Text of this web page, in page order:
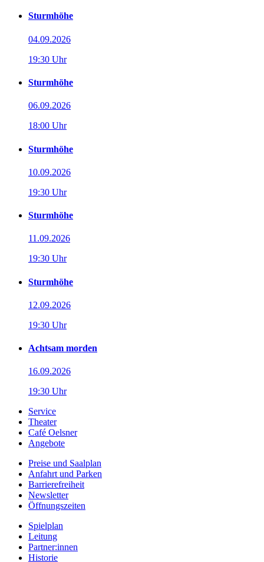
Sturmhöhe
04.09.2026
19:30 Uhr
Sturmhöhe
06.09.2026
18:00 Uhr
Sturmhöhe
10.09.2026
19:30 Uhr
Sturmhöhe
11.09.2026
19:30 Uhr
Sturmhöhe
12.09.2026
19:30 Uhr
Achtsam morden
16.09.2026
19:30 Uhr
Service
Theater
Café Oelsner
Angebote
Preise und Saalplan
Anfahrt und Parken
Barrierefreiheit
Newsletter
Öffnungszeiten
Spielplan
Leitung
Partner:innen
Historie